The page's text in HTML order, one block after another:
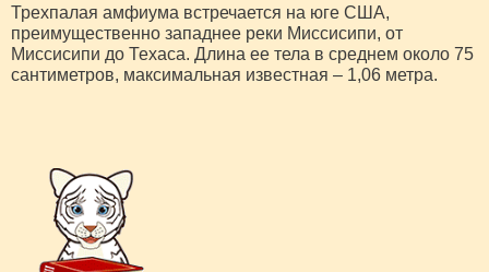
Трехпалая амфиума встречается на юге США,
преимущественно западнее реки Миссисипи, от
Миссисипи до Техаса. Длина ее тела в среднем около 75
сантиметров, максимальная известная – 1,06 метра.